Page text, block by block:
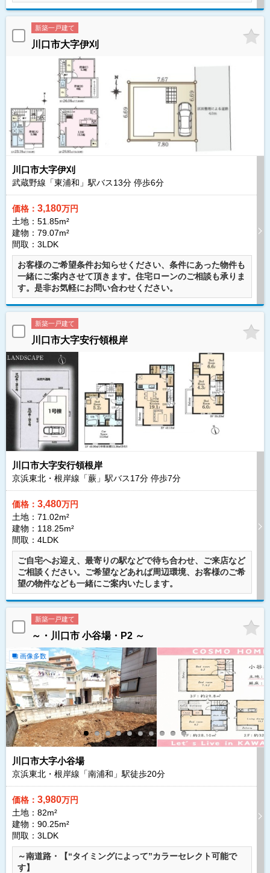
新築一戸建て
川口市大字伊刈
川口市大字伊刈
武蔵野線「東浦和」駅バス13分 停歩6分
価格： 3,180万円
土地：51.85m²
建物：79.07m²
間取：3LDK
お客様のご希望条件お知らせください、条件にあった物件も
一緒にご案内させて頂きます。住宅ローンのご相談も承りま
す。是非お気軽にお問い合わせください。
新築一戸建て
川口市大字安行領根岸
川口市大字安行領根岸
京浜東北・根岸線「蕨」駅バス17分 停歩7分
価格： 3,480万円
土地：71.02m²
建物：118.25m²
間取：4LDK
ご自宅へお迎え、最寄りの駅などで待ち合わせ、ご来店など
ご相談ください。ご希望などあれば周辺環境、お客様のご希
望の物件なども一緒にご案内いたします。
新築一戸建て
～・川口市 小谷場・P2 ～
画像多数
川口市大字小谷場
京浜東北・根岸線「南浦和」駅徒歩20分
価格： 3,980万円
土地：82m²
建物：90.25m²
間取：3LDK
～南道路・【“タイミングによって”カラーセレクト可能で
す】